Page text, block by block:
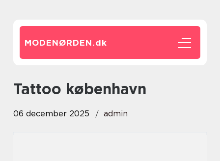
MODENØRDEN.dk
Tattoo københavn
06 december 2025 admin